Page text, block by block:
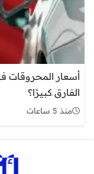
أسعار المحروقات
الفارق كبيرًا؟
منذ 5 ساعات